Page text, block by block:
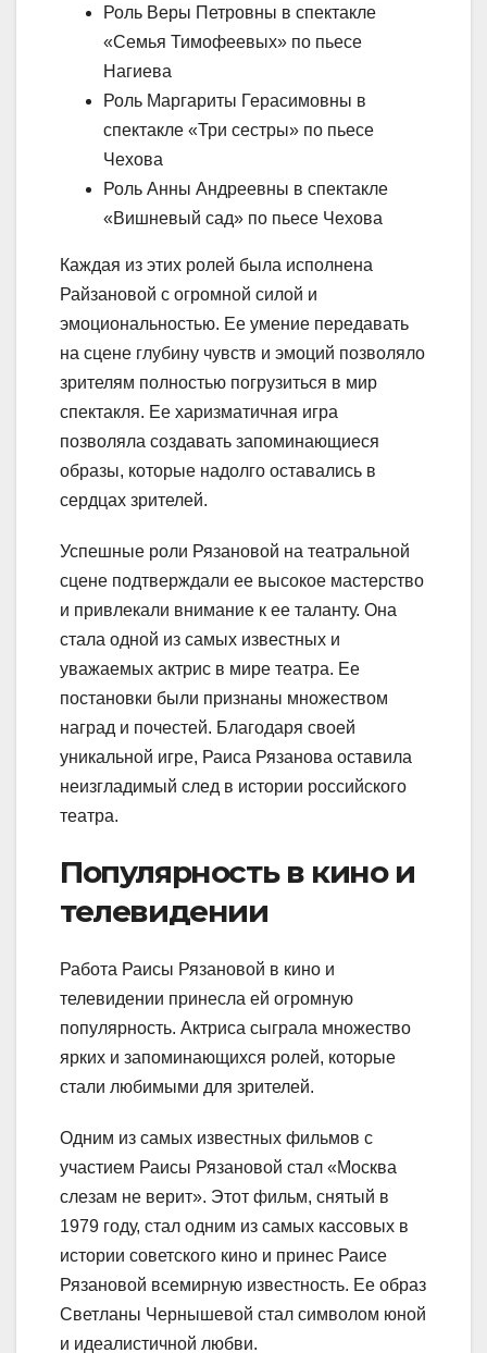
Роль Веры Петровны в спектакле
«Семья Тимофеевых» по пьесе
Нагиева
Роль Маргариты Герасимовны в
спектакле «Три сестры» по пьесе
Чехова
Роль Анны Андреевны в спектакле
«Вишневый сад» по пьесе Чехова
Каждая из этих ролей была исполнена
Райзановой с огромной силой и
эмоциональностью. Ее умение передавать
на сцене глубину чувств и эмоций позволяло
зрителям полностью погрузиться в мир
спектакля. Ее харизматичная игра
позволяла создавать запоминающиеся
образы, которые надолго оставались в
сердцах зрителей.
Успешные роли Рязановой на театральной
сцене подтверждали ее высокое мастерство
и привлекали внимание к ее таланту. Она
стала одной из самых известных и
уважаемых актрис в мире театра. Ее
постановки были признаны множеством
наград и почестей. Благодаря своей
уникальной игре, Раиса Рязанова оставила
неизгладимый след в истории российского
театра.
Популярность в кино и
телевидении
Работа Раисы Рязановой в кино и
телевидении принесла ей огромную
популярность. Актриса сыграла множество
ярких и запоминающихся ролей, которые
стали любимыми для зрителей.
Одним из самых известных фильмов с
участием Раисы Рязановой стал «Москва
слезам не верит». Этот фильм, снятый в
1979 году, стал одним из самых кассовых в
истории советского кино и принес Раисе
Рязановой всемирную известность. Ее образ
Светланы Чернышевой стал символом юной
и идеалистичной любви.